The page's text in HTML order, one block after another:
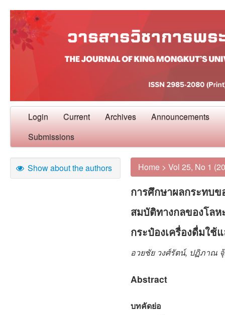
Login Current Archives Announcements
Submissions
Show about the authors Home > Vol 25, No 1
การศึกษาผลกระทบ
สมบัติทางกลของโล
กระป๋องเครื่องดื่มใช้
อวยชัย วงศ์รัตน์, ปฏิภาณ จุ้
Abstract
บทคัดย่อ